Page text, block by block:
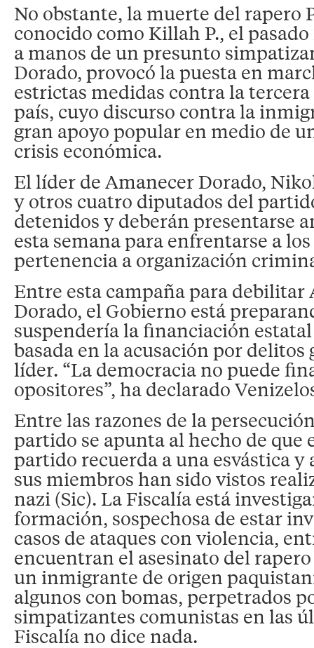
No obstante, la muerte del rapero
conocido como Killah P., el
a manos de un presunto
Dorado, provocó la puesta en
estrictas medidas contra la
país, cuyo discurso contra la
gran apoyo popular en medio de
crisis económica.
El líder de Amanecer Dorado,
y otros cuatro diputados del
detenidos y deberán presentarse
esta semana para enfrentarse a
pertenencia a organización
Entre esta campaña para debilitar
Dorado, el Gobierno está
suspendería la financiación
basada en la acusación por delitos
líder. “La democracia no puede
opositores”, ha declarado
Entre las razones de la
partido se apunta al hecho de que
partido recuerda a una esvástica y
sus miembros han sido vistos
nazi (Sic). La Fiscalía está
formación, sospechosa de estar
casos de ataques con violencia,
encuentran el asesinato del
un inmigrante de origen
algunos con bomas, perpetrados
simpatizantes comunistas en las
Fiscalía no dice nada.